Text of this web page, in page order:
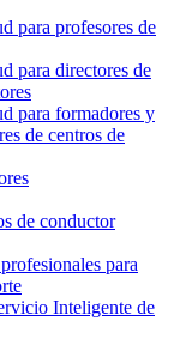
para profesores de
para directores de
para formadores y
de centros de
de conductor
para
Inteligente de